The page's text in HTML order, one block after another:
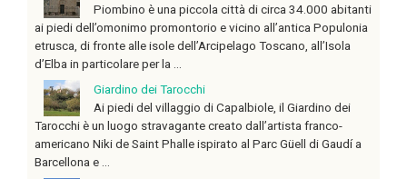
Piombino è una piccola città di circa 34.000 abitanti
ai piedi dell’omonimo promontorio e vicino all’antica Populonia
etrusca, di fronte alle isole dell’Arcipelago Toscano, all’Isola
d’Elba in particolare per la ...
Giardino dei Tarocchi
Ai piedi del villaggio di Capalbiole, il Giardino dei
Tarocchi è un luogo stravagante creato dall’artista franco-
americano Niki de Saint Phalle ispirato al Parc Güell di Gaudí a
Barcellona e ...